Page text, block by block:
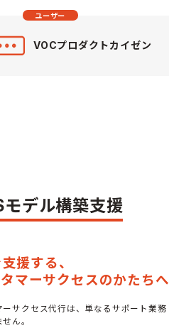
ユーザー
VOCプロダクトカイゼン
デル構築支援
援する、
マーサクセスのかたちへ
サクセス代行は、単なるサポート業務
ん。